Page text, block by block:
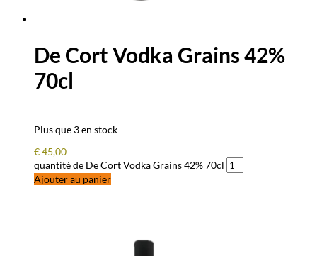
De Cort Vodka Grains 42%
70cl
Plus que 3 en stock
€45,00
quantité de De Cort Vodka Grains 42% 70cl
Ajouter au panier